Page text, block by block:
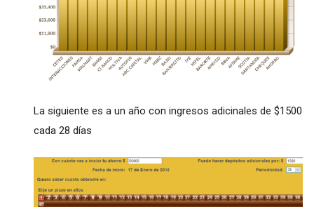
La siguiente es a un año con ingresos adicinales de $1500
cada 28 días